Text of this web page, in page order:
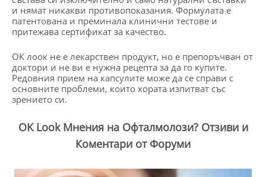
и нямат никакви противопоказания. Формулата е
патентована и преминала клинични тестове и
притежава сертификат за качество.
ОК лоок не е лекарствен продукт, но е препоръчван от
доктори и не ви е нужна рецепта за да го купите.
Редовния прием на капсулите може да се справи с
основните проблеми, които хората изпитват със
зрението си.
OK Look Мнения на Офталмолози? Отзиви и
Коментари от Форуми